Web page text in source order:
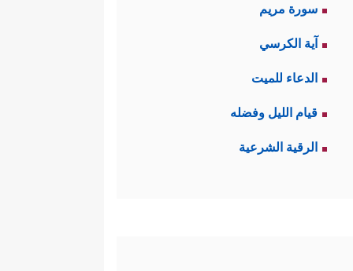
سورة مريم
آية الكرسي
الدعاء للميت
قيام الليل وفضله
الرقية الشرعية